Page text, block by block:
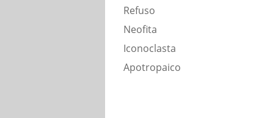
Refuso
Neofita
Iconoclasta
Apotropaico